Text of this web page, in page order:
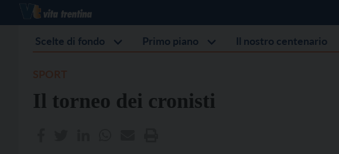
Scelte di fondo Primo piano Il nostro centenario
Il torneo dei cronisti